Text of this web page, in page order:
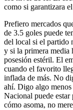
como si garantizara
Prefiero mercados
de 3.5 goles puede
del local si el partido
y si la primera media
posesión estéril. El
cuando el favorito
inflada de más. No
ahí. Digo algo
Nacional puede
cómo asoma, no